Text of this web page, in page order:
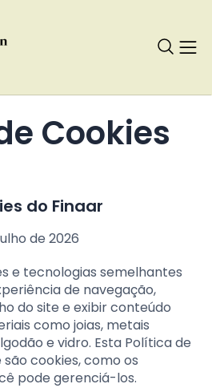
Cookies
do Finaar
de 2026
e tecnologias semelhantes
de navegação,
do site e exibir conteúdo
como joias, metais
e vidro. Esta Política de
cookies, como os
pode gerenciá-los.